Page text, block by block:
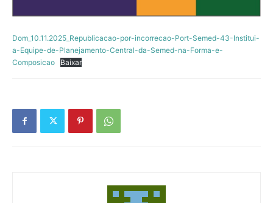
Dom_10.11.2025_Republicacao-por-incorrecao-Port-Semed-43-Institui-
a-Equipe-de-Planejamento-Central-da-Semed-na-Forma-e-
Composicao
Baixar